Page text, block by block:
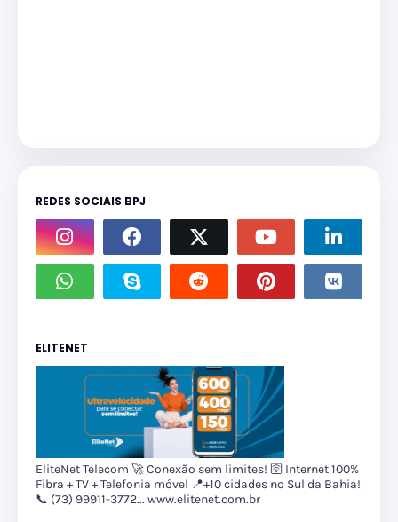
REDES SOCIAIS BPJ
ELITENET
EliteNet Telecom 🚀 Conexão sem limites! 🛜 Internet 100%
Fibra + TV + Telefonia móvel 📍+10 cidades no Sul da Bahia!
📞 (73) 99911-3772... www.elitenet.com.br